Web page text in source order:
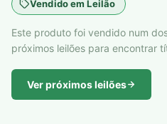
Vendido em Leilão
Este produto foi vendido num
próximos leilões para encontrar
Ver próximos leilões